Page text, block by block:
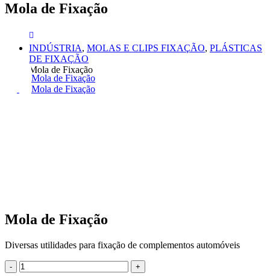
Mola de Fixação
INDÚSTRIA, MOLAS E CLIPS FIXAÇÃO, PLÁSTICAS
DE FIXAÇÃO
Mola de Fixação
Mola de Fixação
Mola de Fixação
Mola de Fixação
Diversas utilidades para fixação de complementos automóveis
- +